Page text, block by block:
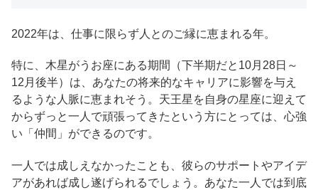
2022年は、仕事に限らず人とのご縁に恵まれる年。
特に、木星がうお座にある期間（下半期だと10月28日～
12月後半）は、あなたの将来的なキャリアに影響を与え
るような人脈に恵まれそう。天王星を自身の星座に迎えて
からずっと一人で頑張ってきたという方にとっては、心強
い「仲間」ができるのです。
一人では成しえなかったことも、彼らのサポートやアイデ
アがあれば成し遂げられるでしょう。あなた一人では到底